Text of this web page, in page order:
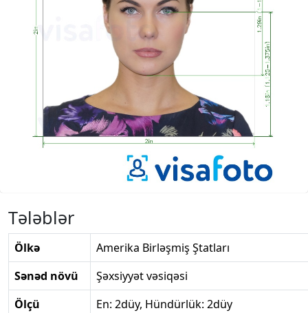
Tələblər
Ölkə
Amerika Birləşmiş Ştatları
Sənəd növü
Şəxsiyyət vəsiqəsi
Ölçü
En: 2düy, Hündürlük: 2düy